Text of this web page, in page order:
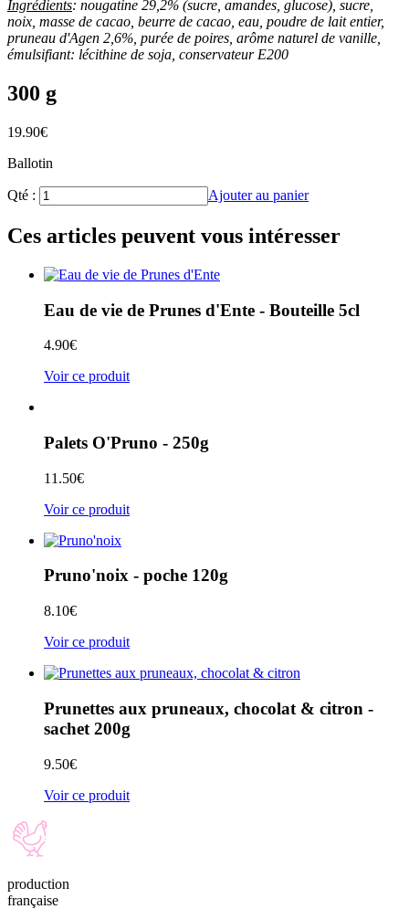
Ingrédients: nougatine 29,2% (sucre, amandes, glucose), sucre,
noix, masse de cacao, beurre de cacao, eau, poudre de lait entier,
pruneau d'Agen 2,6%, purée de poires, arôme naturel de vanille,
émulsifiant: lécithine de soja, conservateur E200
300 g
19.90€
Ballotin
Qté : Ajouter au panier
Ces articles peuvent vous intéresser
Eau de vie de Prunes d'Ente - Bouteille 5cl
4.90€
Voir ce produit
Palets O'Pruno - 250g
11.50€
Voir ce produit
Pruno'noix - poche 120g
8.10€
Voir ce produit
Prunettes aux pruneaux, chocolat & citron -
sachet 200g
9.50€
Voir ce produit
production
française